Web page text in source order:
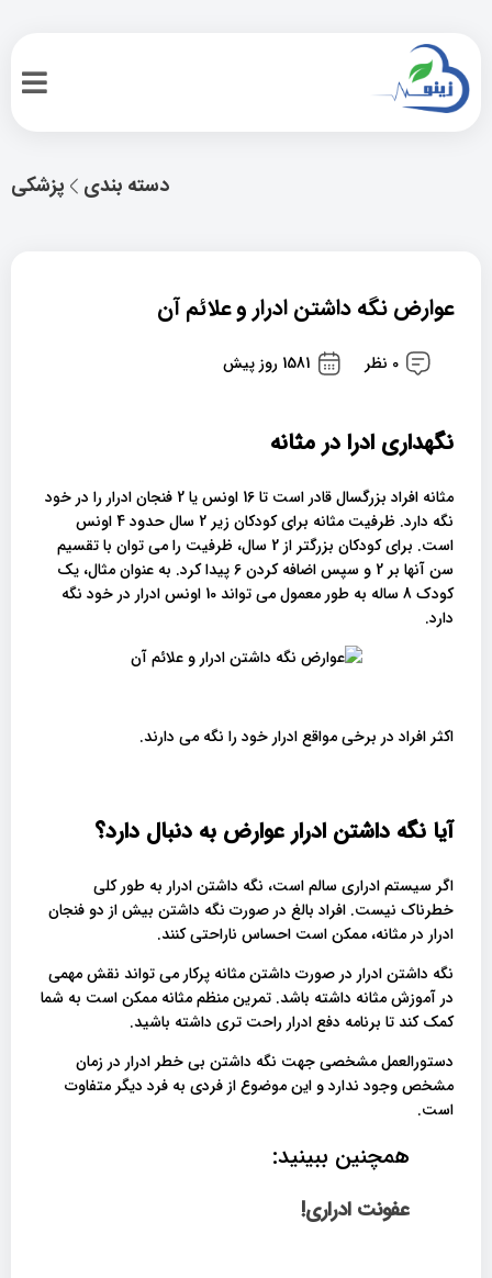
پزشکی دسته بندی
عوارض نگه داشتن ادرار و علائم آن
0 نظر 1581 روز پیش
نگهداری ادرا در مثانه
مثانه افراد بزرگسال قادر است تا 16 اونس یا 2 فنجان ادرار را در خود
نگه دارد. ظرفیت مثانه برای کودکان زیر 2 سال حدود 4 اونس
است. برای کودکان بزرگتر از 2 سال، ظرفیت را می توان با تقسیم
سن آنها بر 2 و سپس اضافه کردن 6 پیدا کرد. به عنوان مثال، یک
کودک 8 ساله به طور معمول می تواند 10 اونس ادرار در خود نگه
دارد.
اکثر افراد در برخی مواقع ادرار خود را نگه می دارند.
آیا نگه داشتن ادرار عوارض به دنبال دارد؟
اگر سیستم ادراری سالم است، نگه داشتن ادرار به طور کلی
خطرناک نیست. افراد بالغ در صورت نگه داشتن بیش از دو فنجان
ادرار در مثانه، ممکن است احساس ناراحتی کنند.
نگه داشتن ادرار در صورت داشتن مثانه پرکار می تواند نقش مهمی
در آموزش مثانه داشته باشد. تمرین منظم مثانه ممکن است به شما
کمک کند تا برنامه دفع ادرار راحت تری داشته باشید.
دستورالعمل مشخصی جهت نگه داشتن بی خطر ادرار در زمان
مشخص وجود ندارد و این موضوع از فردی به فرد دیگر متفاوت
است.
همچنین ببینید:
عفونت ادراری!